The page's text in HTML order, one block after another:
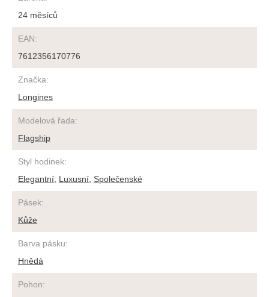
24 měsíců
EAN:
7612356170776
Značka:
Longines
Modelová řada:
Flagship
Styl hodinek:
Elegantní Luxusní Společenské
Pásek:
Kůže
Barva pásku:
Hnědá
Pohon: